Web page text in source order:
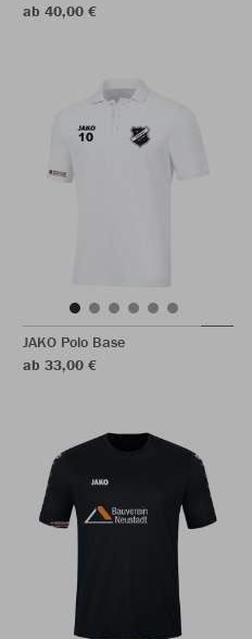
ab 40,00 €
JAKO Polo Base
ab 33,00 €